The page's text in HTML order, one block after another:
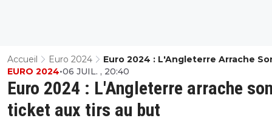
Accueil Euro 2024
Euro 2024 : L'Angleterre Arrache
Ticket Aux Tirs Au But
Euro 2024 : L'Angleterre arrache
ticket aux tirs au but
EURO 2024•06 JUIL. , 20:40